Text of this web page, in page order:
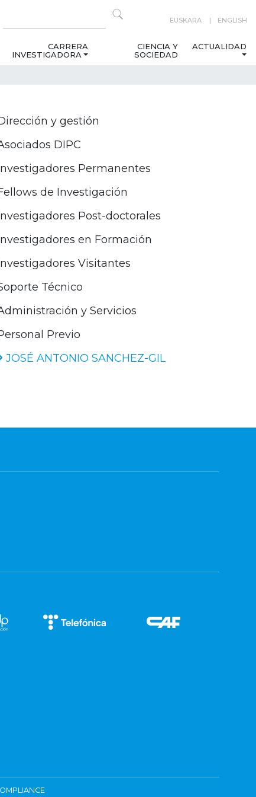
EUSKARA ENGLISH
CARRERA
INVESTIGADORA
CIENCIA Y
SOCIEDAD
ACTUALIDAD
y gestión
DIPC
Permanentes
de Investigación
Post-doctorales
en Formación
Visitantes
Técnico
y Servicios
Previo
JOSÉ ANTONIO SANCHEZ-GIL